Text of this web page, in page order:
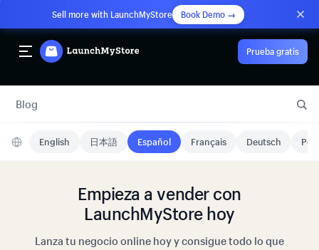
Sell more with LaunchMyStore Book Demo →
Prueba gratis
Blog
English 日本語 Español Français Deutsch
Empieza a vender con
LaunchMyStore hoy
Lanza tu negocio online hoy y consigue todo lo que